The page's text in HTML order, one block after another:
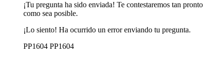
¡Tu pregunta ha sido enviada! Te contestaremos tan pronto
como sea posible.
¡Lo siento! Ha ocurrido un error enviando tu pregunta.
PP1604 PP1604